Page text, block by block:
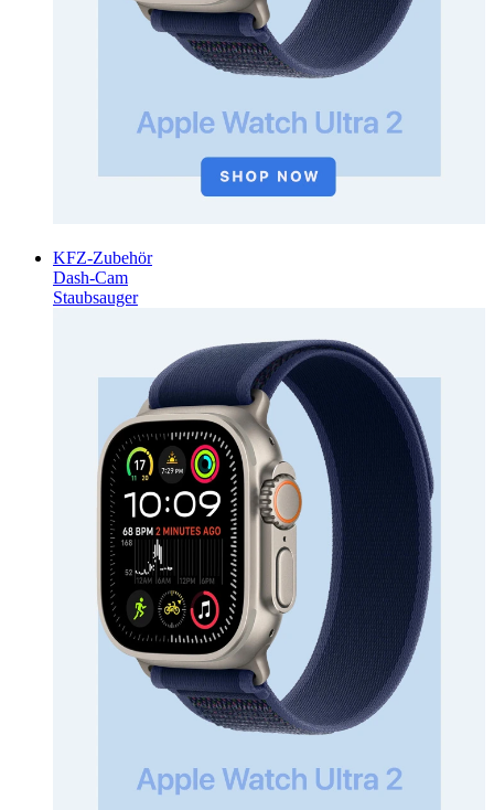
KFZ-Zubehör
Dash-Cam
Staubsauger